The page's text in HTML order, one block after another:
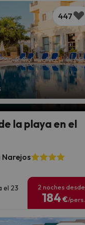
447
la playa en el
el 23
2 noches desde
184€/pers.